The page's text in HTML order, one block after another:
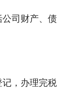
司财产、债
，办理完税